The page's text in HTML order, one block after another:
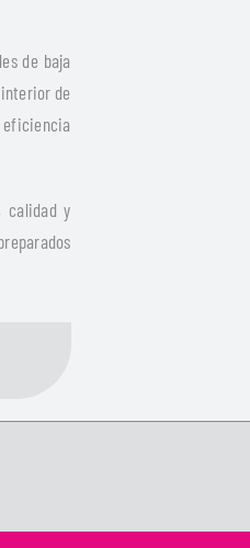
de baja
de
calidad y